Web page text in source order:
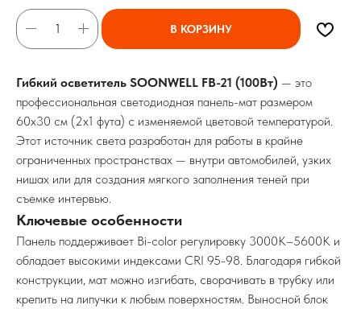
В КОРЗИНУ
Гибкий осветитель SOONWELL FB-21 (100Вт) — это
профессиональная светодиодная панель-мат размером
60x30 см (2x1 фута) с изменяемой цветовой температурой.
Этот источник света разработан для работы в крайне
ограниченных пространствах — внутри автомобилей, узких
нишах или для создания мягкого заполнения теней при
съемке интервью.
Ключевые особенности
Панель поддерживает Bi-color регулировку 3000K–5600K и
обладает высокими индексами CRI 95-98. Благодаря гибкой
конструкции, мат можно изгибать, сворачивать в трубку или
крепить на липучки к любым поверхностям. Выносной блок